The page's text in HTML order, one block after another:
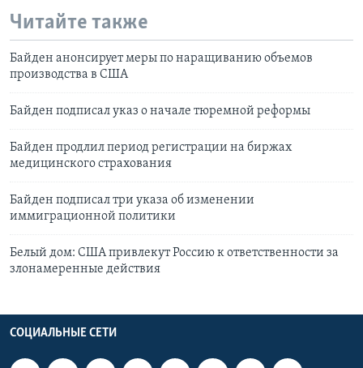
Читайте также
Байден анонсирует меры по наращиванию объемов
производства в США
Байден подписал указ о начале тюремной реформы
Байден продлил период регистрации на биржах
медицинского страхования
Байден подписал три указа об изменении
иммиграционной политики
Белый дом: США привлекут Россию к ответственности за
злонамеренные действия
СОЦИАЛЬНЫЕ СЕТИ